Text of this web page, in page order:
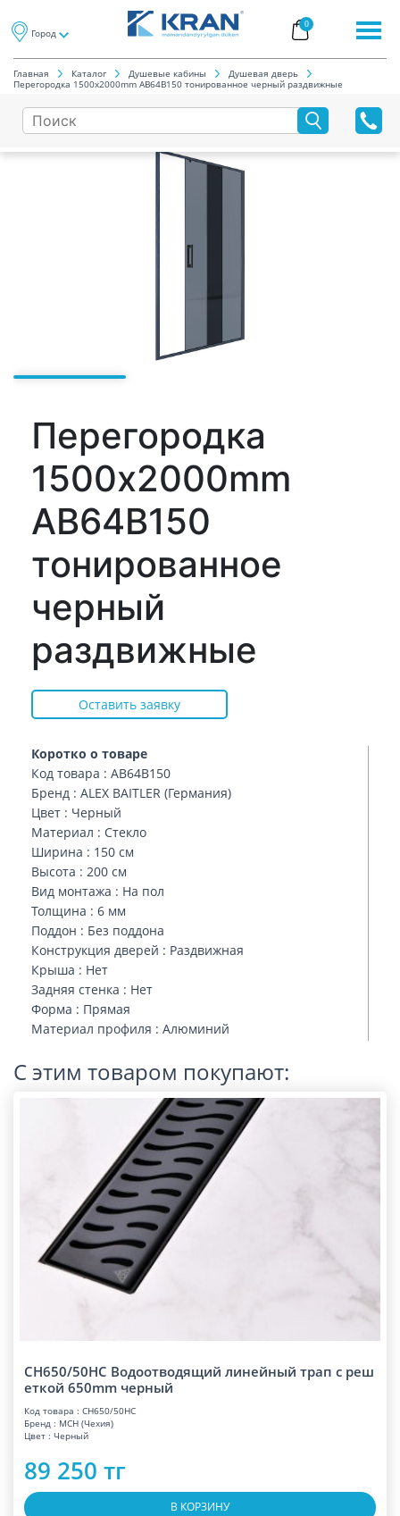
Город
0
Главная Каталог Душевые кабины
Душевая дверь
Перегородка 1500x2000mm AB64B150 тонированное черный раздвижные
Перегородка
1500x2000mm
AB64B150
тонированное
черный
раздвижные
Коротко о товаре
Код товара : AB64B150
Бренд : ALEX BAITLER (Германия)
Цвет : Черный
Материал : Стекло
Ширина : 150 см
Высота : 200 см
Вид монтажа : На пол
Толщина : 6 мм
Поддон : Без поддона
Конструкция дверей : Раздвижная
Крыша : Нет
Задняя стенка : Нет
Форма : Прямая
Материал профиля : Алюминий
Оставить заявку
С этим товаром покупают:
CH650/50HC Водоотводящий линейный трап с реш
еткой 650mm черный
Код товара : CH650/50HC
Бренд : MCH (Чехия)
Цвет : Черный
89 250 тг
В КОРЗИНУ